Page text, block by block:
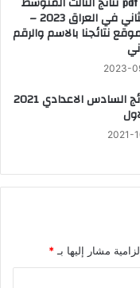
الدور الثاني في العراق 2023 –
موقع نتائجنا بالاسم والرقم
2023-
رابط نتائج السادس الاعدادي 2021
2021-
مشار إليها بـ *